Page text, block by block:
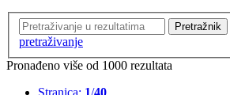
Pretražnik
pretraživanje
Pronađeno više od 1000 rezultata
Stranica: 1/40.